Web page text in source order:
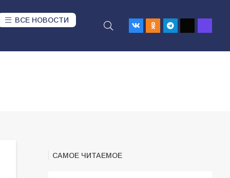
ВСЕ НОВОСТИ
САМОЕ ЧИТАЕМОЕ